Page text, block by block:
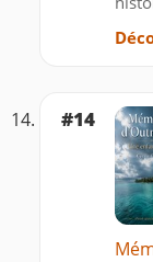
#14